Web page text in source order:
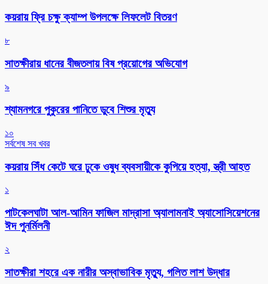
কয়রায় ফ্রি চক্ষু ক্যাম্প উপলক্ষে লিফলেট বিতরণ
৮
সাতক্ষীরায় ধানের বীজতলায় বিষ প্রয়োগের অভিযোগ
৯
শ্যামনগরে পুকুরের পানিতে ডুবে শিশুর মৃত্যু
১০
সর্বশেষ সব খবর
কয়রায় সিঁধ কেটে ঘরে ঢুকে ওষুধ ব্যবসায়ীকে কুপিয়ে হত্যা, স্ত্রী আহত
১
পাটকেলঘাটা আল-আমিন ফাজিল মাদ্রাসা অ্যালামনাই অ্যাসোসিয়েশনের
ঈদ পুনর্মিলনী
২
সাতক্ষীরা শহরে এক নারীর অস্বাভাবিক মৃত্যু, গলিত লাশ উদ্ধার